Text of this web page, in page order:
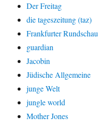
Der Freitag
die tageszeitung (taz)
Frankfurter Rundschau
guardian
Jacobin
Jüdische Allgemeine
junge Welt
jungle world
Mother Jones